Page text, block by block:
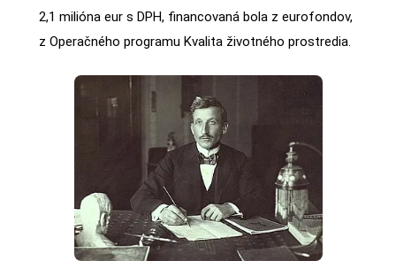
2,1 milióna eur s DPH, financovaná bola z eurofondov,
z Operačného programu Kvalita životného prostredia.